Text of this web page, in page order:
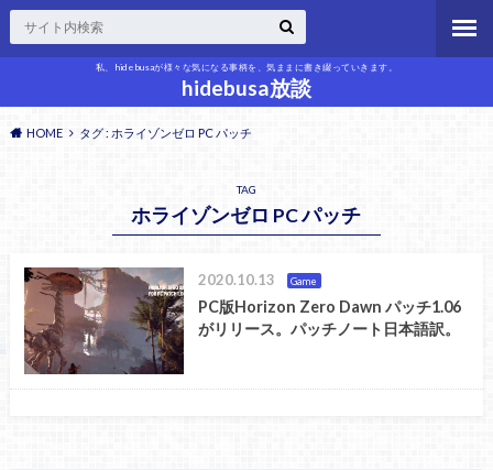
私、hidebusaが様々な気になる事柄を、気ままに書き綴っていきます。
hidebusa放談
HOME タグ : ホライゾンゼロ PC パッチ
TAG
ホライゾンゼロ PC パッチ
2020.10.13 Game
PC版Horizon Zero Dawn パッチ1.06
がリリース。パッチノート日本語訳。